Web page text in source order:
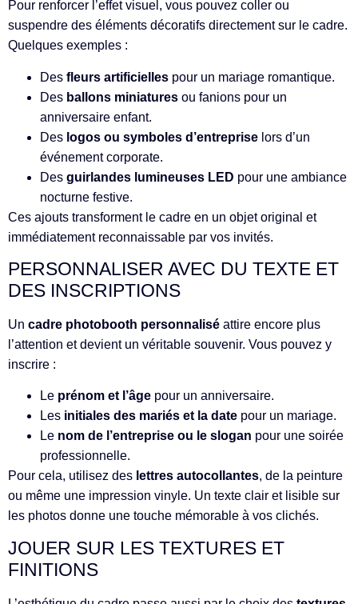
Pour renforcer l’effet visuel, vous pouvez coller ou
suspendre des éléments décoratifs directement sur le cadre.
Quelques exemples :
Des fleurs artificielles pour un mariage romantique.
Des ballons miniatures ou fanions pour un
anniversaire enfant.
Des logos ou symboles d’entreprise lors d’un
événement corporate.
Des guirlandes lumineuses LED pour une ambiance
nocturne festive.
Ces ajouts transforment le cadre en un objet original et
immédiatement reconnaissable par vos invités.
PERSONNALISER AVEC DU TEXTE ET
DES INSCRIPTIONS
Un cadre photobooth personnalisé attire encore plus
l’attention et devient un véritable souvenir. Vous pouvez y
inscrire :
Le prénom et l’âge pour un anniversaire.
Les initiales des mariés et la date pour un mariage.
Le nom de l’entreprise ou le slogan pour une soirée
professionnelle.
Pour cela, utilisez des lettres autocollantes, de la peinture
ou même une impression vinyle. Un texte clair et lisible sur
les photos donne une touche mémorable à vos clichés.
JOUER SUR LES TEXTURES ET
FINITIONS